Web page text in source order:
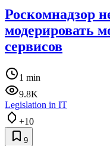
Роскомнадзор
модерировать
сервисов
1 min
9.8K
Legislation in IT
+10
9